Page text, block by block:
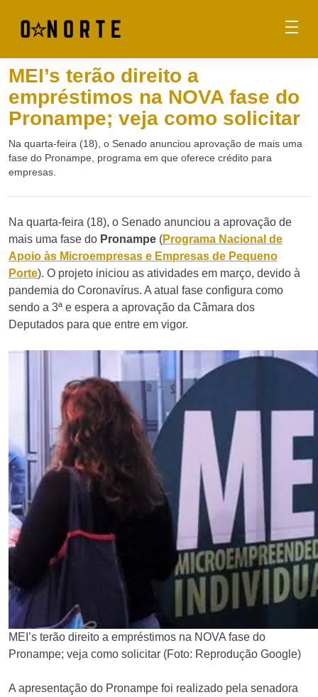
MEI’s terão direito a
empréstimos na NOVA fase do
Pronampe; veja como solicitar
Na quarta-feira (18), o Senado anunciou aprovação de mais uma
fase do Pronampe, programa em que oferece crédito para
empresas.
Na quarta-feira (18), o Senado anunciou a aprovação de
mais uma fase do Pronampe (Programa Nacional de
Apoio às Microempresas e Empresas de Pequeno
Porte). O projeto iniciou as atividades em março, devido à
pandemia do Coronavírus. A atual fase configura como
sendo a 3ª e espera a aprovação da Câmara dos
Deputados para que entre em vigor.
MEI’s terão direito a empréstimos na NOVA fase do
Pronampe; veja como solicitar (Foto: Reprodução Google)
A apresentação do Pronampe foi realizado pela senadora